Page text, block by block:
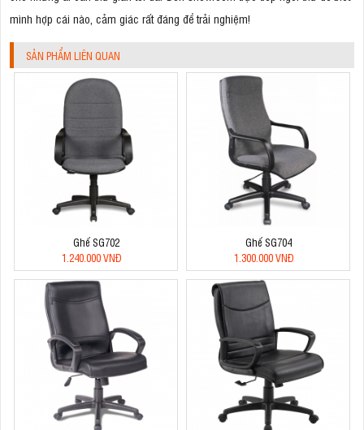
mình hợp cái nào, cảm giác rất đáng để trải nghiệm!
SẢN PHẨM LIÊN QUAN
Ghế SG702
1.240.000 VNĐ
Ghế SG704
1.300.000 VNĐ